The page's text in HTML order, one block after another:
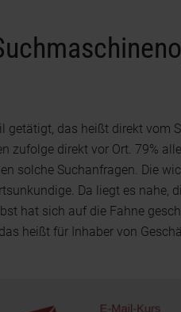
getätigt, das heißt direkt vom
zufolge direkt vor Ort. 79%
solche Suchanfragen. Die
Da liegt es nahe,
hat sich auf die Fahne
heißt für Inhaber von